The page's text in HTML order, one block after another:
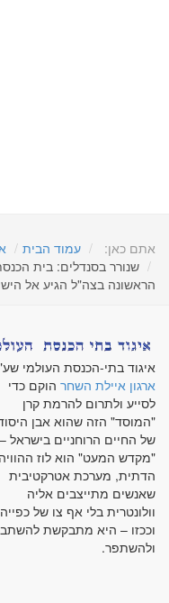
אתם כאן: עמוד הבית
שנורר בסנדלים: בית
הראשונה בצה"ל הגיע אל
איגוד בתי-הכנסת העולמי
ארגון איילת השחר הוקם כדי
לסייע ולתרום להרמת קרן
"המוסד" הזה שהוא אבן
של החיים הרוחניים בישראל –
"מקדש המעט" הוא לוז ההוויה
הדתית, מערכת אטרקטיבית
שאנשים מתייצבים אליה
וולונטרית בלי אף צו של
וככזו – היא מתבקשת
ולהשתפר.